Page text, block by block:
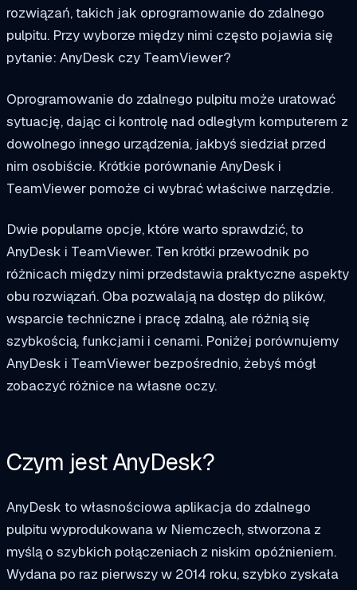
rozwiązań, takich jak oprogramowanie do zdalnego
pulpitu. Przy wyborze między nimi często pojawia się
pytanie: AnyDesk czy TeamViewer?
Oprogramowanie do zdalnego pulpitu może uratować
sytuację, dając ci kontrolę nad odległym komputerem z
dowolnego innego urządzenia, jakbyś siedział przed
nim osobiście. Krótkie porównanie AnyDesk i
TeamViewer pomoże ci wybrać właściwe narzędzie.
Dwie popularne opcje, które warto sprawdzić, to
AnyDesk i TeamViewer. Ten krótki przewodnik po
różnicach między nimi przedstawia praktyczne aspekty
obu rozwiązań. Oba pozwalają na dostęp do plików,
wsparcie techniczne i pracę zdalną, ale różnią się
szybkością, funkcjami i cenami. Poniżej porównujemy
AnyDesk i TeamViewer bezpośrednio, żebyś mógł
zobaczyć różnice na własne oczy.
Czym jest AnyDesk?
AnyDesk to własnościowa aplikacja do zdalnego
pulpitu wyprodukowana w Niemczech, stworzona z
myślą o szybkich połączeniach z niskim opóźnieniem.
Wydana po raz pierwszy w 2014 roku, szybko zyskała